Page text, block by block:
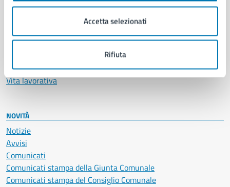
Accetta selezionati
Rifiuta
Documenti e certificati
Educazione e formazione
Giustizia e sicurezza pubblica
Imprese e commercio
Salute, benessere e assistenza
Servizi Cimiteriali
Vita lavorativa
NOVITÀ
Notizie
Avvisi
Comunicati
Comunicati stampa della Giunta Comunale
Comunicati stampa del Consiglio Comunale